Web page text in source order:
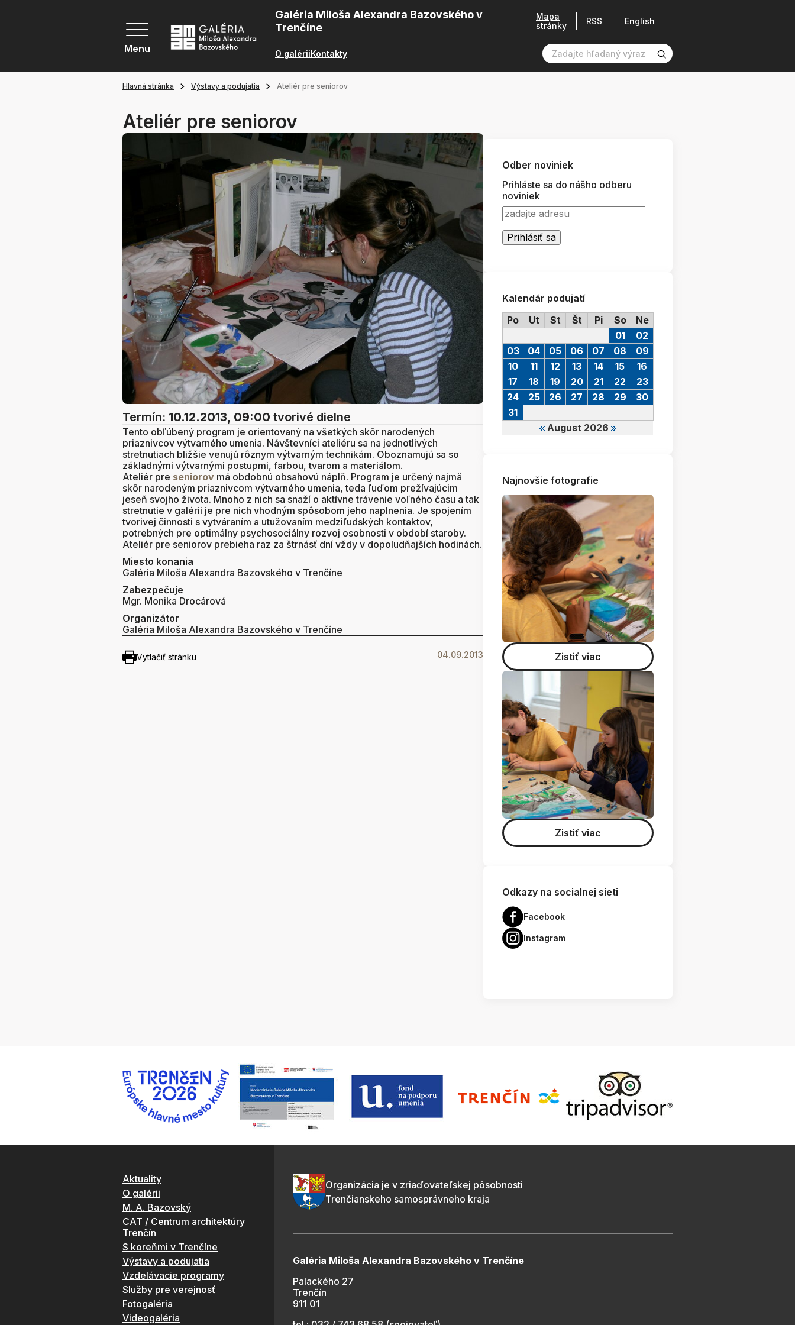
Menu
Galéria Miloša Alexandra Bazovského v
Trenčíne
O galériiKontakty
Mapa
stránky
RSS English
Hlavná stránka Výstavy a podujatia Ateliér pre seniorov
Ateliér pre seniorov
Termín: 10.12.2013, 09:00 tvorivé dielne
Tento obľúbený program je orientovaný na všetkých skôr narodených
priaznivcov výtvarného umenia. Návštevníci ateliéru sa na jednotlivých
stretnutiach bližšie venujú rôznym výtvarným technikám. Oboznamujú sa so
základnými výtvarnými postupmi, farbou, tvarom a materiálom.
Ateliér pre seniorov má obdobnú obsahovú náplň. Program je určený najmä
skôr narodeným priaznivcom výtvarného umenia, teda ľuďom prežívajúcim
jeseň svojho života. Mnoho z nich sa snaží o aktívne trávenie voľného času a tak
stretnutie v galérii je pre nich vhodným spôsobom jeho naplnenia. Je spojením
tvorivej činnosti s vytváraním a utužovaním medziľudských kontaktov,
potrebných pre optimálny psychosociálny rozvoj osobnosti v období staroby.
Ateliér pre seniorov prebieha raz za štrnásť dní vždy v dopoludňajších hodinách.
Miesto konania
Galéria Miloša Alexandra Bazovského v Trenčíne
Zabezpečuje
Mgr. Monika Drocárová
Organizátor
Galéria Miloša Alexandra Bazovského v Trenčíne
Vytlačiť stránku 04.09.2013
Odber noviniek
Prihláste sa do nášho odberu
noviniek
Kalendár podujatí
Po
Ut St Št Pi So Ne
August 2026
01
02
03
04 05 06 07 08
09
10
11 12 13 14 15
16
17
18 19 20 21 22
23
24
25 26 27 28 29
30
31
Najnovšie fotografie
Zistiť viac
Zistiť viac
Odkazy na socialnej sieti
Facebook
Instagram
Aktuality
O galérii
M. A. Bazovský
CAT / Centrum architektúry
Trenčín
S koreňmi v Trenčíne
Výstavy a podujatia
Vzdelávacie programy
Služby pre verejnosť
Fotogaléria
Videogaléria
Organizácia je v zriaďovateľskej pôsobnosti
Trenčianskeho samosprávneho kraja
Galéria Miloša Alexandra Bazovského v Trenčíne
Palackého 27
Trenčín
911 01